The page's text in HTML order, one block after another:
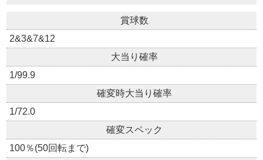
賞球数
2&3&7&12
大当り確率
1/99.9
確変時大当り確率
1/72.0
確変スペック
100％(50回転まで)